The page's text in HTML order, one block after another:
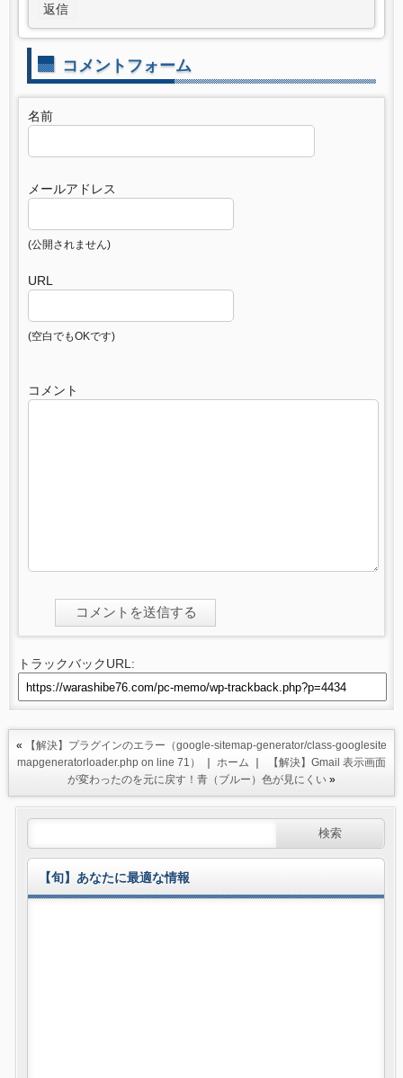
返信
コメントフォーム
名前
メールアドレス
(公開されません)
URL
(空白でもOKです)
コメント
トラックバックURL:
«
【解決】プラグインのエラー（google-sitemap-generator/class-googlesite
mapgeneratorloader.php on line 71）
ホーム
【解決】Gmail 表示画面
が変わったのを元に戻す！青（ブルー）色が見にくい»
【旬】あなたに最適な情報